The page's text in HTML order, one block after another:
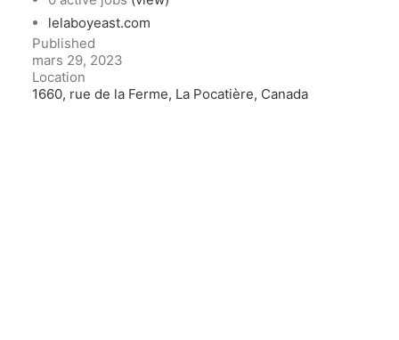
lelaboyeast.com
Published
mars 29, 2023
Location
1660, rue de la Ferme, La Pocatière, Canada